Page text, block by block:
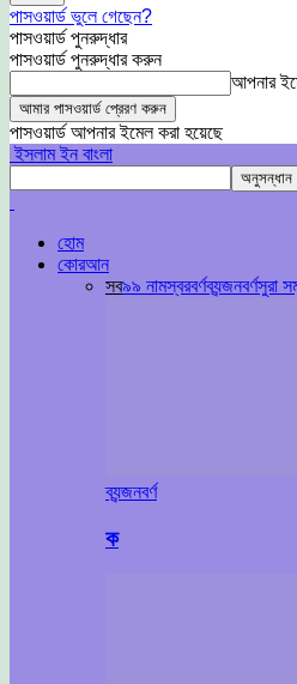
পাসওয়ার্ড ভুলে গেছেন?
পাসওয়ার্ড পুনরুদ্ধার
পাসওয়ার্ড পুনরুদ্ধার করুন
আপনার
পাসওয়ার্ড আপনার ইমেল করা হয়েছে
ইসলাম ইন বাংলা
হোম
কোরআন
সব৯৯ নামস্বরবর্ণব্যন্জনবর্ণসুরা
ব্যন্জনবর্ণ
ক